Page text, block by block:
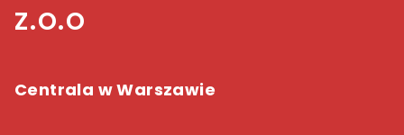
z.o.o
Centrala w Warszawie